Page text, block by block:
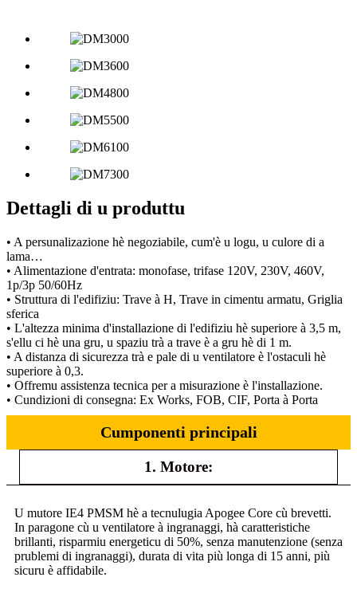
Dettagli di u produttu
• A persunalizazione hè negoziabile, cum'è u logu, u culore di a
lama…
• Alimentazione d'entrata: monofase, trifase 120V, 230V, 460V,
1p/3p 50/60Hz
• Struttura di l'edifiziu: Trave à H, Trave in cimentu armatu, Griglia
sferica
• L'altezza minima d'installazione di l'edifiziu hè superiore à 3,5 m,
s'ellu ci hè una gru, u spaziu trà a trave è a gru hè di 1 m.
• A distanza di sicurezza trà e pale di u ventilatore è l'ostaculi hè
superiore à 0,3.
• Offremu assistenza tecnica per a misurazione è l'installazione.
• Cundizioni di consegna: Ex Works, FOB, CIF, Porta à Porta
Cumponenti principali
1. Motore:
U mutore IE4 PMSM hè a tecnulugia Apogee Core cù brevetti.
In paragone cù u ventilatore à ingranaggi, hà caratteristiche
brillanti, risparmiu energeticu di 50%, senza manutenzione (senza
prublemi di ingranaggi), durata di vita più longa di 15 anni, più
sicuru è affidabile.